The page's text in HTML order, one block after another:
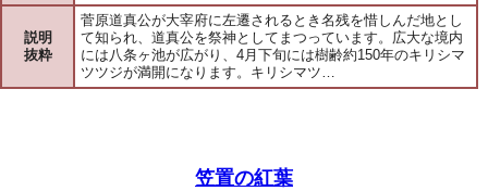
説明
抜粋
菅原道真公が大宰府に左遷されるとき名残を惜しんだ地とし
て知られ、道真公を祭神としてまつっています。広大な境内
には八条ヶ池が広がり、4月下旬には樹齢約150年のキリシマ
ツツジが満開になります。キリシマツ…
笠置の紅葉